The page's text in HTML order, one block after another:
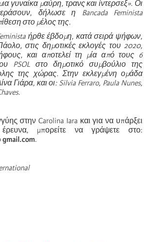
γυναίκα μαύρη, τρανς και ίντερσεξ». Οι
δήλωσε η Bancada Feminista
στο μέλος της.
ήρθε έβδομη, κατά σειρά ψήφων,
στις δημοτικές εκλογές του 2020,
και αποτελεί τη μία από τους 6
PSOL στο δημοτικό συμβούλιο της
της χώρας. Στην εκλεγμένη ομάδα
Γιάρα, και οι: Silvia Ferraro, Paula Nunes,
στην Carolina Iara και για να υπάρξει
μπορείτε να γράψετε στο:
gmail.com.